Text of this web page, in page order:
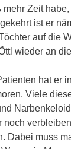
Zeit
ist er
auf die
wieder an
hat er
Viele
noch
Dabei muss